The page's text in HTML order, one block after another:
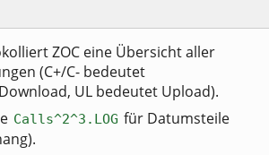
ZOC eine Übersicht aller
(C+/C- bedeutet
UL bedeutet Upload).
Calls^2^3.LOG für Datumsteile